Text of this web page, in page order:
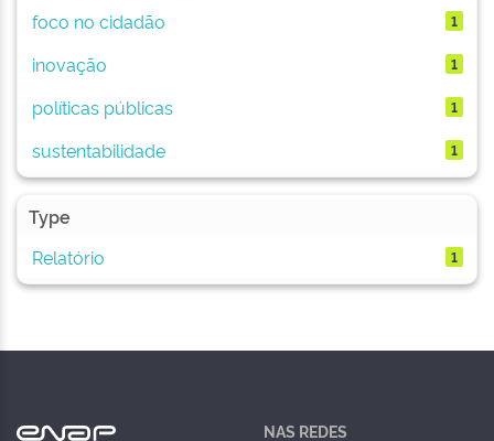
foco no cidadão 1
inovação 1
políticas públicas 1
sustentabilidade 1
Type
Relatório
1
NAS REDES